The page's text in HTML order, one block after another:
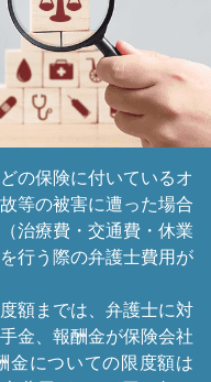
の保険に付いているオ
等の被害に遭った場合
治療費・交通費・休業
行う際の弁護士費用が
額までは、弁護士に対
金、報酬金が保険会社
金についての限度額は